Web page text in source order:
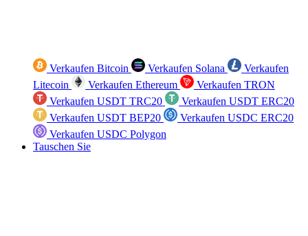
Verkaufen Bitcoin Verkaufen Solana
Verkaufen
Litecoin
Verkaufen Ethereum
Verkaufen TRON
Verkaufen USDT TRC20
Verkaufen USDT ERC20
Verkaufen USDT BEP20
Verkaufen USDC ERC20
Verkaufen USDC Polygon
Tauschen Sie